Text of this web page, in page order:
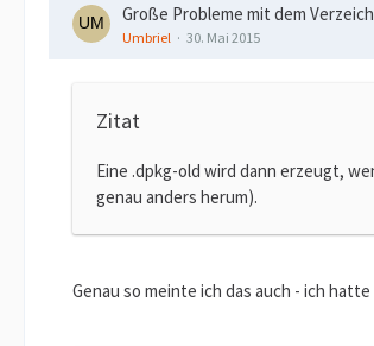
Große Probleme mit dem
Umbriel 30. Mai 2015
Zitat
Eine .dpkg-old wird dann erzeugt,
genau anders herum).
Genau so meinte ich das auch - ich